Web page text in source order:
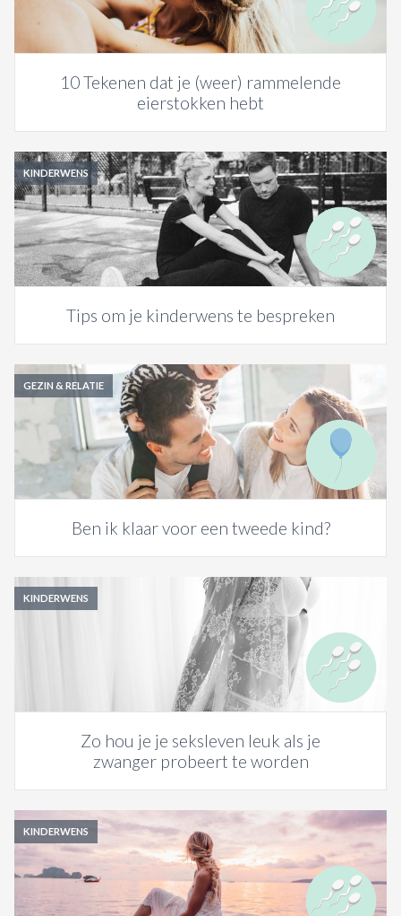
10 Tekenen dat je (weer) rammelende
eierstokken hebt
KINDERWENS
Tips om je kinderwens te bespreken
GEZIN & RELATIE
Ben ik klaar voor een tweede kind?
KINDERWENS
Zo hou je je seksleven leuk als je
zwanger probeert te worden
KINDERWENS